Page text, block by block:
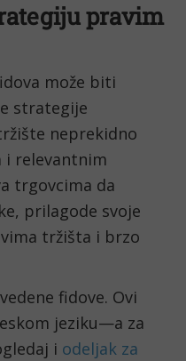
pravim
može biti
strategije
neprekidno
relevantnim
trgovcima da
prilagode svoje
tržišta i brzo
fidove. Ovi
jeziku—a za
i odeljak za